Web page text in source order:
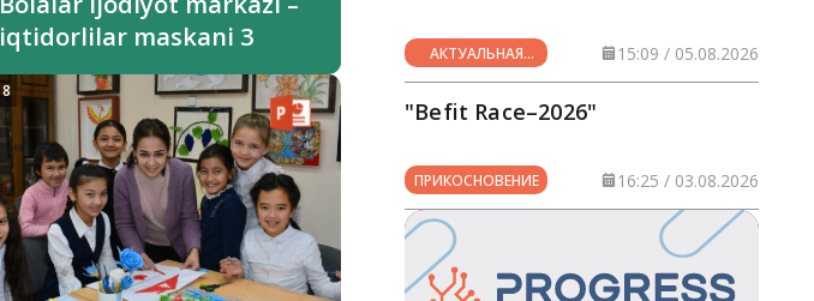
iqtidorlilar maskani 3
8
АКТУАЛЬНАЯ
ТЕМА
15:09 / 05.08.2026
"Befit Race–2026"
ПРИКОСНОВЕНИЕ 16:25 / 03.08.2026